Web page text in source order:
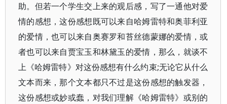
助。但若一个学生交上来的观后感，写了一通他对爱
情的感想，这份感想既可以来自哈姆雷特和奥菲利亚
的爱情，也可以来自奥赛罗和苔丝德蒙娜的爱情，或
者也可以来自贾宝玉和林黛玉的爱情，那么，就谈不
上《哈姆雷特》对这份感想有什么约束;无论它从什么
文本而来，那个文本都只不过是这份感想的触发器，
这份感想或妙或蠢，对我们理解《哈姆雷特》或别的